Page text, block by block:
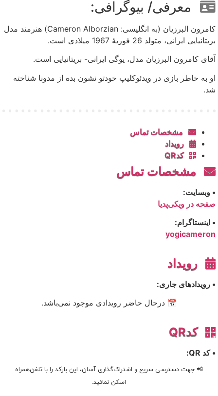
معرفی/ بیوگرافی:
کامرون البرزیان (به انگلیسی: Cameron Alborzian‎) هنرمند مدل
بریتانیایی ایرانی، متولد 26 فوریهٔ 1967 میلادی است.
آقای کامرون البرزیان مدل، یوگی ایرانی- بریتانیایی است.
او به خاطر بازی در ویدئوکلیپ خودتو نشون بده از مدونا شناخته
شد.
مشخصات تماس
رویداد
کدQR
مشخصات تماس
• وبسایت:
صفحه در ویکی‌پدیا
• اینستاگرام:
yogicameron
رویداد
• رویدادهای جاری:
📅 درحال حاضر رویدادی موجود نمی‌باشد.
کدQR
• کد QR:
📲 جهت دسترسی سریع و اشتراک‌گذاری آسان، این بارکد را با تلفن‌همراه
اسکن نمائید.